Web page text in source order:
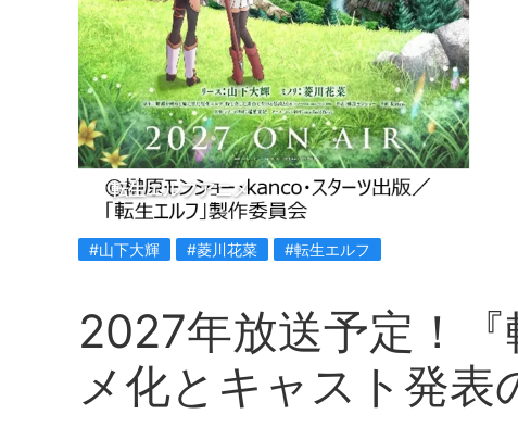
転生エルフアニメ
#山下大輝 #菱川花菜 #転生エルフ
2027年放送予定！
メ化とキャスト発表